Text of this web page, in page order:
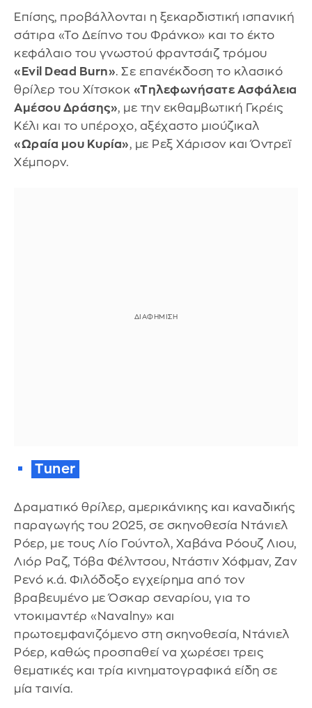
Επίσης, προβάλλονται η ξεκαρδιστική ισπανική
σάτιρα «Το Δείπνο του Φράνκο» και το έκτο
κεφάλαιο του γνωστού φραντσάιζ τρόμου
«Evil Dead Burn». Σε επανέκδοση το κλασικό
θρίλερ του Χίτσκοκ «Τηλεφωνήσατε Ασφάλεια
Αμέσου Δράσης», με την εκθαμβωτική Γκρέις
Κέλι και το υπέροχο, αξέχαστο μιούζικαλ
«Ωραία μου Κυρία», με Ρεξ Χάρισον και Όντρεϊ
Χέμπορν.
Tuner
Δραματικό θρίλερ, αμερικάνικης και καναδικής
παραγωγής του 2025, σε σκηνοθεσία Ντάνιελ
Ρόερ, με τους Λίο Γούντολ, Χαβάνα Ρόουζ Λιου,
Λιόρ Ραζ, Τόβα Φέλντσου, Ντάστιν Χόφμαν, Ζαν
Ρενό κ.ά. Φιλόδοξο εγχείρημα από τον
βραβευμένο με Όσκαρ σεναρίου, για το
ντοκιμαντέρ «Navalny» και
πρωτοεμφανιζόμενο στη σκηνοθεσία, Ντάνιελ
Ρόερ, καθώς προσπαθεί να χωρέσει τρεις
θεματικές και τρία κινηματογραφικά είδη σε
μία ταινία.